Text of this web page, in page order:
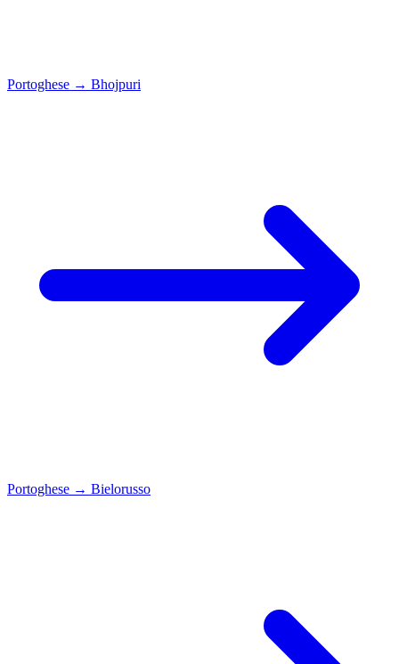
Portoghese → Bhojpuri
Portoghese → Bielorusso